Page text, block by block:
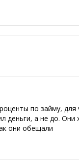
по займу,
деньги, а не до. Они
они обещали